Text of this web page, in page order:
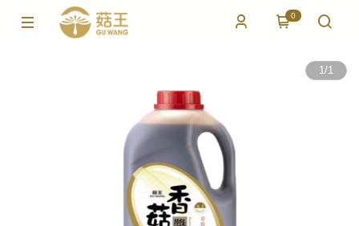
0
1/1